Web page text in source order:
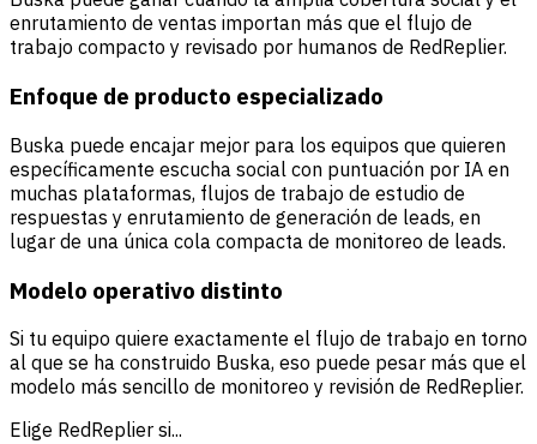
enrutamiento de ventas importan más que el flujo de
trabajo compacto y revisado por humanos de RedReplier.
Enfoque de producto especializado
Buska puede encajar mejor para los equipos que quieren
específicamente escucha social con puntuación por IA en
muchas plataformas, flujos de trabajo de estudio de
respuestas y enrutamiento de generación de leads, en
lugar de una única cola compacta de monitoreo de leads.
Modelo operativo distinto
Si tu equipo quiere exactamente el flujo de trabajo en torno
al que se ha construido Buska, eso puede pesar más que el
modelo más sencillo de monitoreo y revisión de RedReplier.
Elige RedReplier si...